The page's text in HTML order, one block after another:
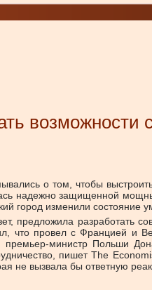
возможности
о том, чтобы
надежно защищенной
город изменили состояние
предложила
провел с Францией и
министр Польши
пишет The
не вызвала бы ответную